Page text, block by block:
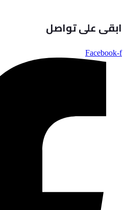
ابقى على تواصل
Facebook-f